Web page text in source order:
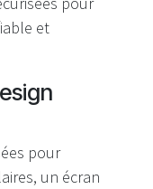
et
pour
un écran